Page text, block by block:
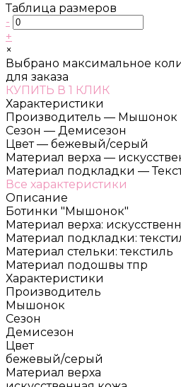
Таблица размеров
-
+
×
Выбрано максимальное
для заказа
КУПИТЬ В 1 КЛИК
Характеристики
Производитель — Мышонок
Сезон — Демисезон
Цвет — бежевый/серый
Материал верха —
Материал подкладки —
Все характеристики
Описание
Ботинки "Мышонок"
Материал верха:
Материал подкладки:
Материал стельки: текстиль
Материал подошвы тпр
Характеристики
Производитель
Мышонок
Сезон
Демисезон
Цвет
бежевый/серый
Материал верха